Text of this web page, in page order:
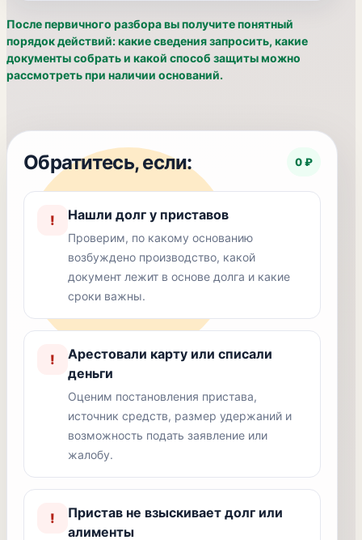
После первичного разбора вы получите понятный
порядок действий: какие сведения запросить, какие
документы собрать и какой способ защиты можно
рассмотреть при наличии оснований.
Обратитесь, если: 0 ₽
! Нашли долг у приставов
Проверим, по какому основанию
возбуждено производство, какой
документ лежит в основе долга и какие
сроки важны.
!
Арестовали карту или списали
деньги
Оценим постановления пристава,
источник средств, размер удержаний и
возможность подать заявление или
жалобу.
!
Пристав не взыскивает долг или
алименты